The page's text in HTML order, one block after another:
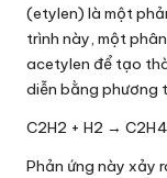
(etylen) là một
trình này, một
acetylen để tạo
diễn bằng phương
C2H2 + H2 → C2H4
Phản ứng này xảy